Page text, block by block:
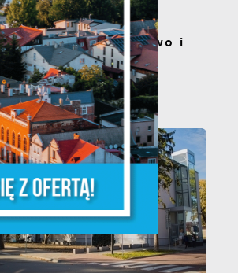
20 - 08 - 2026
lato - Zdrowo i